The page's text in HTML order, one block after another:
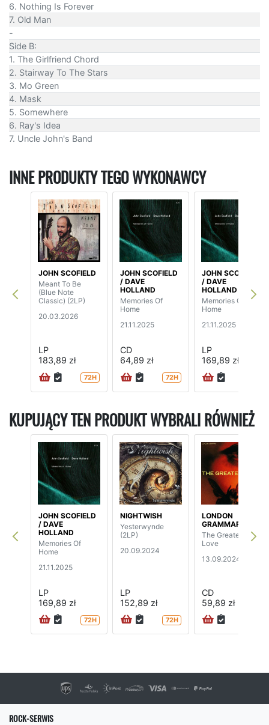
6. Nothing Is Forever
7. Old Man
-
Side B:
1. The Girlfriend Chord
2. Stairway To The Stars
3. Mo Green
4. Mask
5. Somewhere
6. Ray's Idea
7. Uncle John's Band
INNE PRODUKTY TEGO WYKONAWCY
JOHN SCOFIELD
Meant To Be
(Blue Note
Classic) (2LP)
20.03.2026
LP
183,89 zł
72H
JOHN SCOFIELD
/ DAVE
HOLLAND
Memories Of
Home
21.11.2025
CD
64,89 zł
72H
JOHN SCOFIELD
/ DAVE
HOLLAND
Memories Of
Home
21.11.2025
LP
169,89 zł
KUPUJĄCY TEN PRODUKT WYBRALI RÓWNIEŻ
JOHN SCOFIELD
/ DAVE
HOLLAND
Memories Of
Home
21.11.2025
LP
169,89 zł
72H
NIGHTWISH
Yesterwynde
(2LP)
20.09.2024
LP
152,89 zł
72H
LONDON
GRAMMAR
The Greatest
Love
13.09.2024
CD
59,89 zł
ROCK-SERWIS